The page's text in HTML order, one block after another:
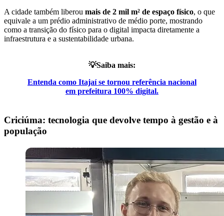
A cidade também liberou mais de 2 mil m² de espaço físico, o que
equivale a um prédio administrativo de médio porte, mostrando
como a transição do físico para o digital impacta diretamente a
infraestrutura e a sustentabilidade urbana.
💡Saiba mais:
Entenda como Itajaí se tornou referência nacional
em prefeitura 100% digital.
Criciúma: tecnologia que devolve tempo à gestão e à
população